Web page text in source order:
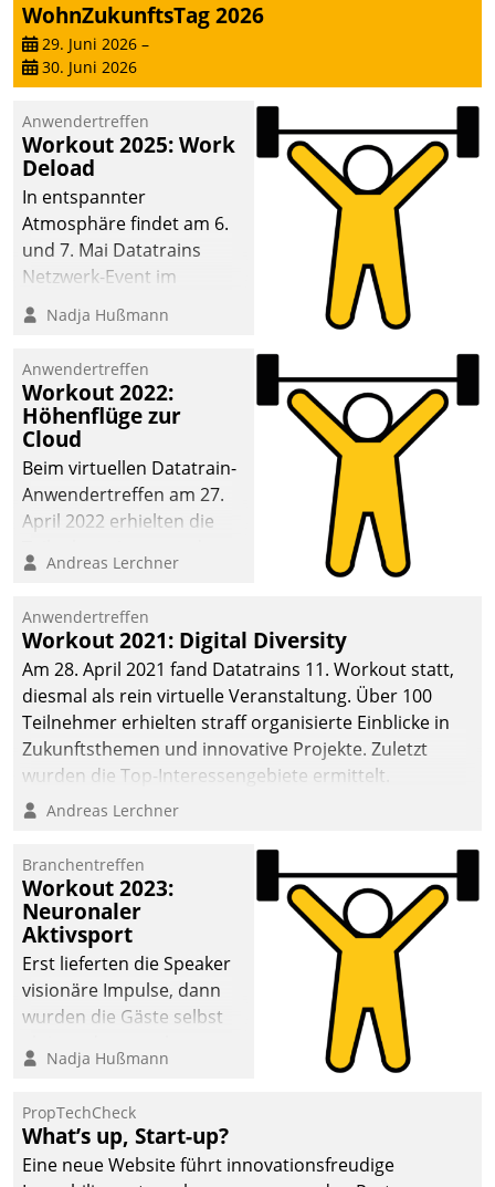
WohnZukunftsTag 2026
29. Juni 2026 –
30. Juni 2026
Anwendertreffen
Workout 2025: Work
Deload
In entspannter
Atmosphäre findet am 6.
und 7. Mai Datatrains
Netzwerk-Event im
Kunden- und Partnerkreis
statt. Zentrale Frage: Wie
Mammutprojekte
meistern und Workloads
wuppen – bei zunehmend
anspruchsvollen
Aufgaben und
abnehmendem
Nadja Hußmann
Anwendertreffen
Workout 2022:
Höhenflüge zur
Cloud
Beim virtuellen Datatrain-
Anwendertreffen am 27.
April 2022 erhielten die
Teilnehmer kurzweilige
Cloud-Strategien und -
Lösungen mit hohem
Zukunftspotenzial.
Andreas Lerchner
Anwendertreffen
Workout 2021: Digital Diversity
Am 28. April 2021 fand Datatrains 11. Workout statt,
diesmal als rein virtuelle Veranstaltung. Über 100
Teilnehmer erhielten straff organisierte Einblicke in
Zukunftsthemen und innovative Projekte. Zuletzt
wurden die Top-Interessengebiete ermittelt.
Andreas Lerchner
Branchentreffen
Workout 2023:
Neuronaler
Aktivsport
Erst lieferten die Speaker
visionäre Impulse, dann
wurden die Gäste selbst
methodisch
Quartier. Dazwischen
zeigte Datatrain, was es
Neues zu bieten hat.
Nadja Hußmann
PropTechCheck
What’s up, Start-up?
Eine neue Website führt innovationsfreudige